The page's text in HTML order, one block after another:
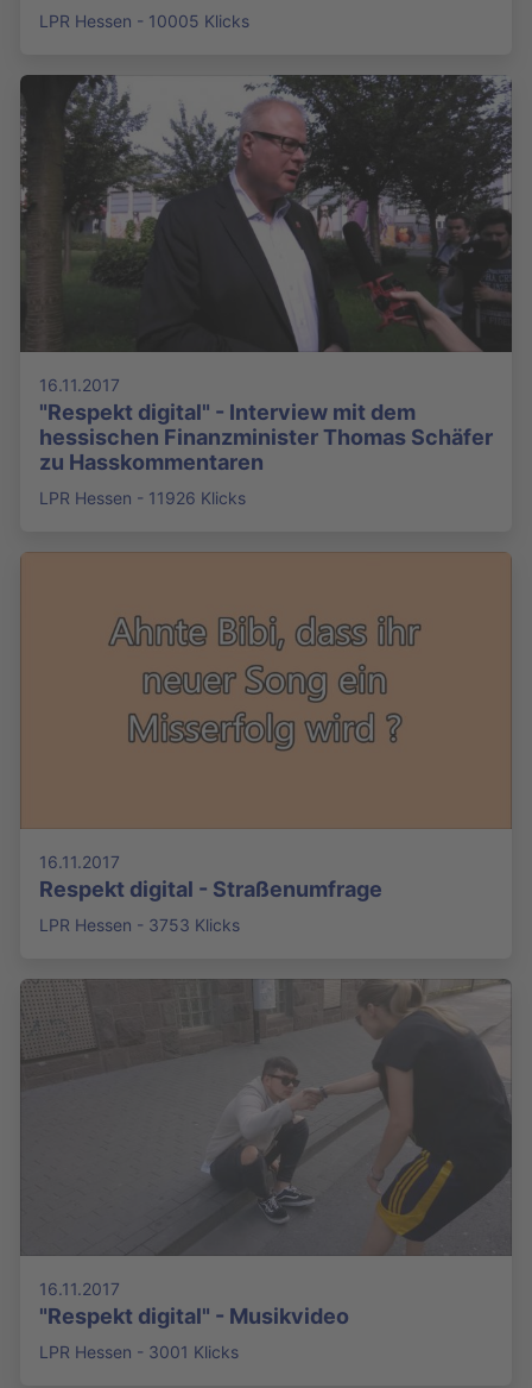
LPR Hessen - 10005 Klicks
16.11.2017
"Respekt digital" - Interview mit dem
hessischen Finanzminister Thomas Schäfer
zu Hasskommentaren
LPR Hessen - 11926 Klicks
16.11.2017
Respekt digital - Straßenumfrage
LPR Hessen - 3753 Klicks
16.11.2017
"Respekt digital" - Musikvideo
LPR Hessen - 3001 Klicks